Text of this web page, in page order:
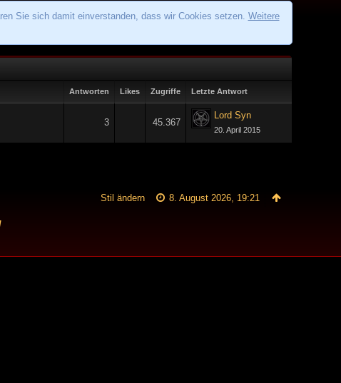
Sie sich damit einverstanden, dass wir Cookies setzen. Weitere
Antworten Likes Zugriffe Letzte Antwort
3 45.367
Lord Syn
20. April 2015
8. August 2026, 19:21
Stil ändern